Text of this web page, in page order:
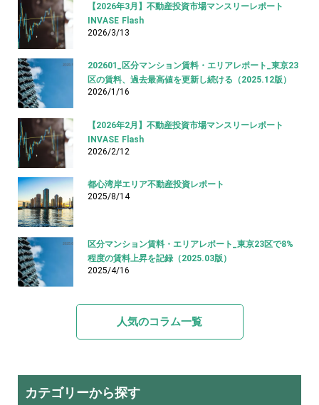
【2026年3月】不動産投資市場マンスリーレポート
INVASE Flash
2026/3/13
202601_区分マンション賃料・エリアレポート_東京23
区の賃料、過去最高値を更新し続ける（2025.12版）
2026/1/16
【2026年2月】不動産投資市場マンスリーレポート
INVASE Flash
2026/2/12
都心湾岸エリア不動産投資レポート
2025/8/14
区分マンション賃料・エリアレポート_東京23区で8%
程度の賃料上昇を記録（2025.03版）
2025/4/16
人気のコラム一覧
カテゴリーから探す